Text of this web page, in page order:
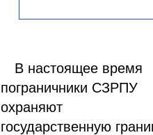
В настоящее время
пограничники СЗРПУ
охраняют
государственную